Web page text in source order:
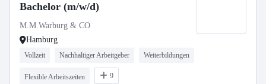
Bachelor (m/w/d)
M.M.Warburg & CO
Hamburg
Vollzeit Nachhaltiger Arbeitgeber Weiterbildungen
Flexible Arbeitszeiten 9